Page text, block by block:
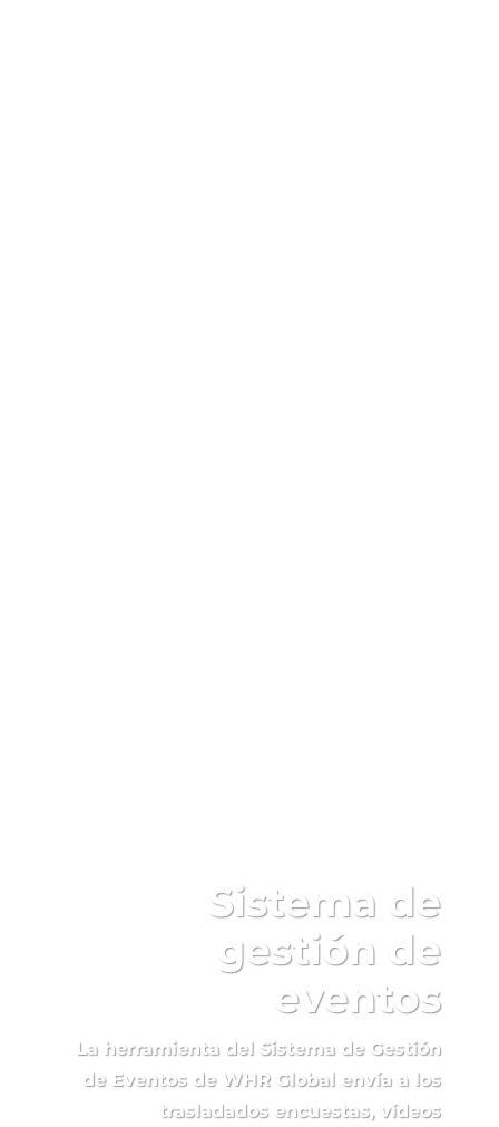
Sistema de
gestión de
eventos
La herramienta del Sistema de Gestión
de Eventos de WHR Global envía a los
trasladados encuestas, vídeos